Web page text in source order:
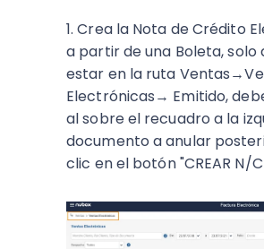
1. Crea la Nota de Crédito
a partir de una Boleta, solo
estar en la ruta
Electrónicas→ Emitido,
al sobre el recuadro a la
documento a anular
clic en el botón "CREAR N/